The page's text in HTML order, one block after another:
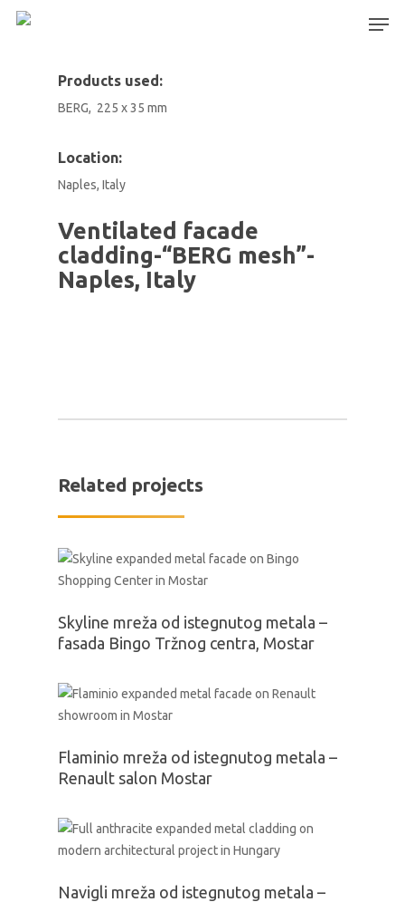
Hit enter to search or ESC to close
Products used:
BERG, 225 x 35 mm
Location:
Naples, Italy
Ventilated facade
cladding-“BERG mesh”-
Naples, Italy
Related projects
Skyline mreža od istegnutog metala –
fasada Bingo Tržnog centra, Mostar
Flaminio mreža od istegnutog metala –
Renault salon Mostar
Navigli mreža od istegnutog metala –